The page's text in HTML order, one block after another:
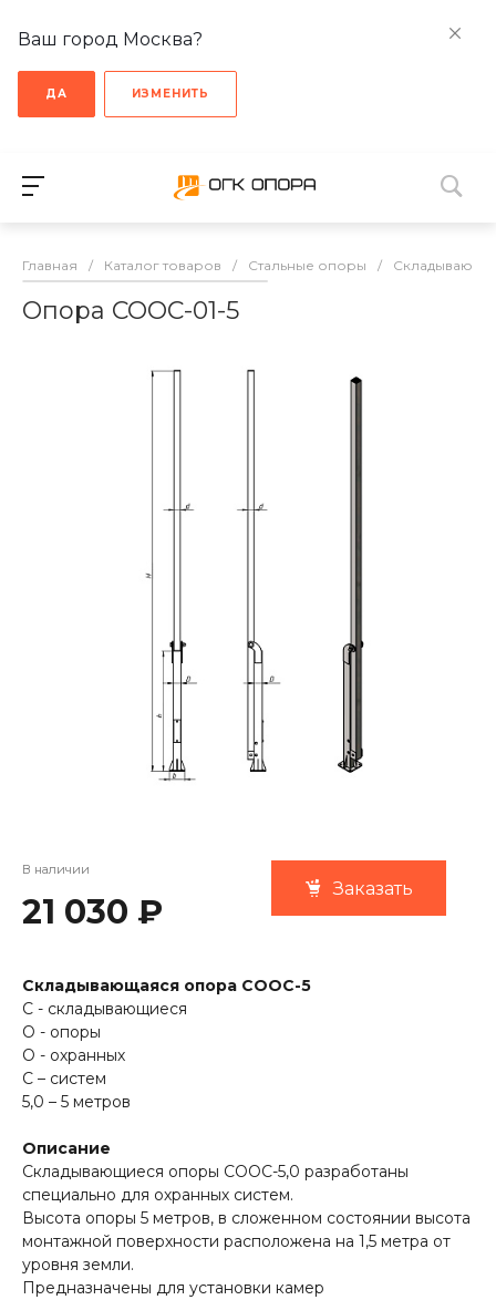
Ваш город Москва?
ДА ИЗМЕНИТЬ
Главная / Каталог товаров / Стальные опоры /
Опора СООС-01-5
В наличии
21 030 ₽
Заказать
Складывающаяся опора COOC-5
С - складывающиеся
О - опоры
О - охранных
С – систем
5,0 – 5 метров
Описание
Складывающиеся опоры СООС-5,0 разработаны
специально для охранных систем.
Высота опоры 5 метров, в сложенном состоянии высота
монтажной поверхности расположена на 1,5 метра от
уровня земли.
Предназначены для установки камер